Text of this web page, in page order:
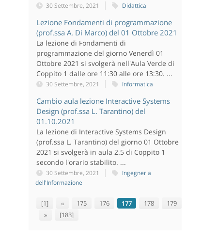
30 Settembre, 2021 Didattica
Lezione Fondamenti di programmazione
(prof.ssa A. Di Marco) del 01 Ottobre 2021
La lezione di Fondamenti di
programmazione del giorno Venerdì 01
Ottobre 2021 si svolgerà nell'Aula Verde di
Coppito 1 dalle ore 11:30 alle ore 13:30. ...
30 Settembre, 2021 Informatica
Cambio aula lezione Interactive Systems
Design (prof.ssa L. Tarantino) del
01.10.2021
La lezione di Interactive Systems Design
(prof.ssa L. Tarantino) del giorno 01 Ottobre
2021 si svolgerà in aula 2.5 di Coppito 1
secondo l'orario stabilito. ...
30 Settembre, 2021
Ingegneria
dell'Informazione
[1] « 175 176 177 178
179
»
[183]